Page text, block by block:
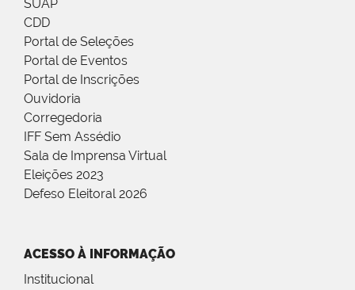
SUAP
CDD
Portal de Seleções
Portal de Eventos
Portal de Inscrições
Ouvidoria
Corregedoria
IFF Sem Assédio
Sala de Imprensa Virtual
Eleições 2023
Defeso Eleitoral 2026
ACESSO À INFORMAÇÃO
Institucional